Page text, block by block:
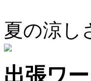
夏の涼し
出張ワ